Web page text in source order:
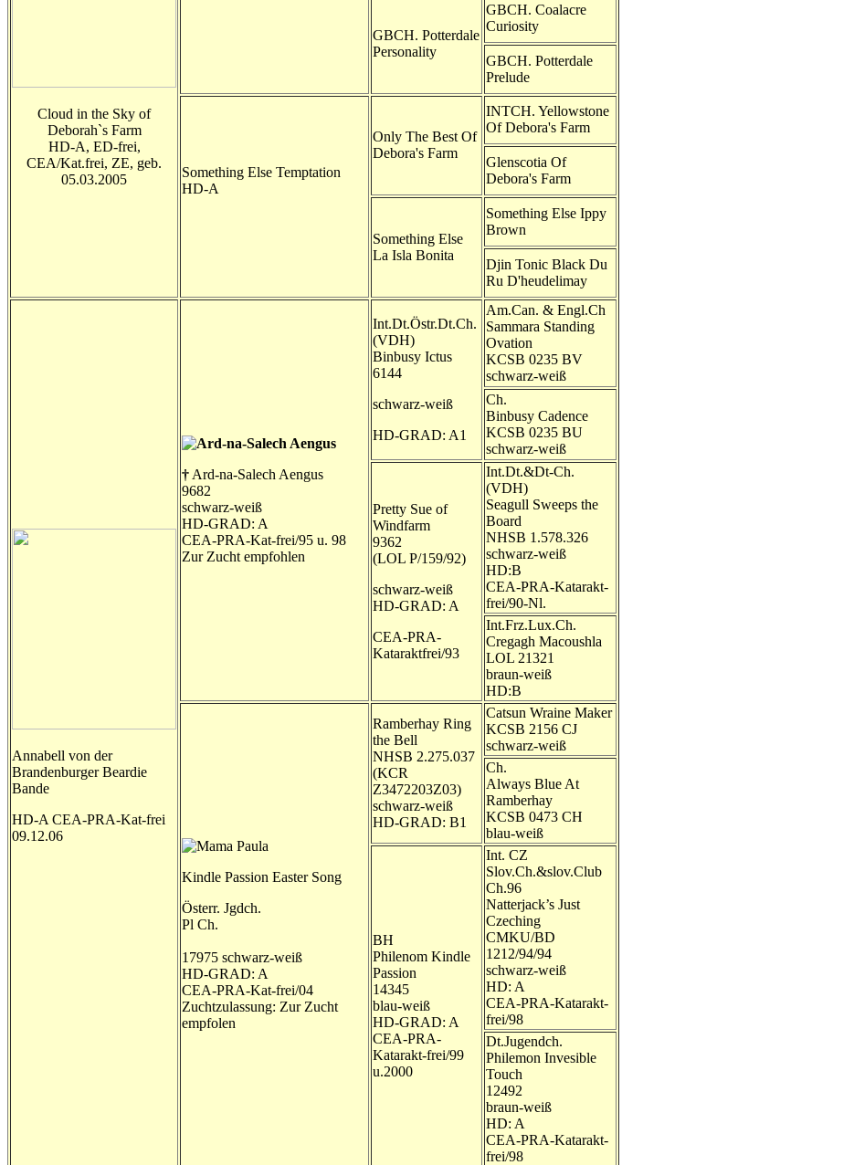
Cloud in the Sky of
Deborah`s Farm
HD-A, ED-frei,
CEA/Kat.frei, ZE, geb.
05.03.2005
GBCH. Potterdale
Personality
GBCH. Coalacre
Curiosity
GBCH. Potterdale
Prelude
Something Else Temptation
HD-A
Only The Best Of
Debora's Farm
INTCH. Yellowstone
Of Debora's Farm
Glenscotia Of
Debora's Farm
Something Else
La Isla Bonita
Something Else Ippy
Brown
Djin Tonic Black Du
Ru D'heudelimay
Annabell von der
Brandenburger Beardie
Bande
HD-A CEA-PRA-Kat-frei
09.12.06
† Ard-na-Salech Aengus
9682
schwarz-weiß
HD-GRAD: A
CEA-PRA-Kat-frei/95 u. 98
Zur Zucht empfohlen
Int.Dt.Östr.Dt.Ch.
(VDH)
Binbusy Ictus
6144
schwarz-weiß
HD-GRAD: A1
Am.Can. & Engl.Ch
Sammara Standing
Ovation
KCSB 0235 BV
schwarz-weiß
Ch.
Binbusy Cadence
KCSB 0235 BU
schwarz-weiß
Pretty Sue of
Windfarm
9362
(LOL P/159/92)
schwarz-weiß
HD-GRAD: A
CEA-PRA-
Kataraktfrei/93
Int.Dt.&Dt-Ch.
(VDH)
Seagull Sweeps the
Board
NHSB 1.578.326
schwarz-weiß
HD:B
CEA-PRA-Katarakt-
frei/90-Nl.
Int.Frz.Lux.Ch.
Cregagh Macoushla
LOL 21321
braun-weiß
HD:B
Kindle Passion Easter Song
Österr. Jgdch.
Pl Ch.
17975 schwarz-weiß
HD-GRAD: A
CEA-PRA-Kat-frei/04
Zuchtzulassung: Zur Zucht
empfolen
Ramberhay Ring
the Bell
NHSB 2.275.037
(KCR
Z3472203Z03)
schwarz-weiß
HD-GRAD: B1
Catsun Wraine Maker
KCSB 2156 CJ
schwarz-weiß
Ch.
Always Blue At
Ramberhay
KCSB 0473 CH
blau-weiß
BH
Philenom Kindle
Passion
14345
blau-weiß
HD-GRAD: A
CEA-PRA-
Katarakt-frei/99
u.2000
Int. CZ
Slov.Ch.&slov.Club
Ch.96
Natterjack’s Just
Czeching
CMKU/BD
1212/94/94
schwarz-weiß
HD: A
CEA-PRA-Katarakt-
frei/98
Dt.Jugendch.
Philemon Invesible
Touch
12492
braun-weiß
HD: A
CEA-PRA-Katarakt-
frei/98